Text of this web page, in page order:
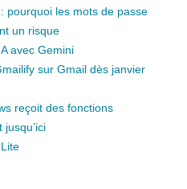
pourquoi les mots de passe
un risque
avec Gemini
sur Gmail dès janvier
reçoit des fonctions